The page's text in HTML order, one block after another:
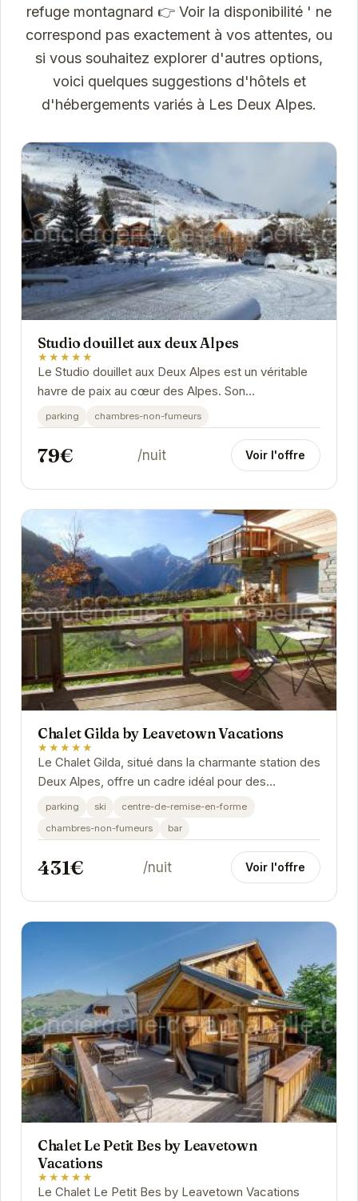
refuge montagnard 👉 Voir la disponibilité ' ne
correspond pas exactement à vos attentes, ou
si vous souhaitez explorer d'autres options,
voici quelques suggestions d'hôtels et
d'hébergements variés à Les Deux Alpes.
Studio douillet aux deux Alpes
★★★★★
Le Studio douillet aux Deux Alpes est un véritable
havre de paix au cœur des Alpes. Son
emplacement idéal, à proximité des pistes de ski et
des...
parking chambres-non-fumeurs
79€ /nuit Voir l'offre
Chalet Gilda by Leavetown Vacations
★★★★★
Le Chalet Gilda, situé dans la charmante station des
Deux Alpes, offre un cadre idéal pour des
vacances à la montagne. Avec ses nombreux...
parking ski
centre-de-remise-en-forme
chambres-non-fumeurs
bar
431€ /nuit Voir l'offre
Chalet Le Petit Bes by Leavetown
Vacations
★★★★★
Le Chalet Le Petit Bes by Leavetown Vacations